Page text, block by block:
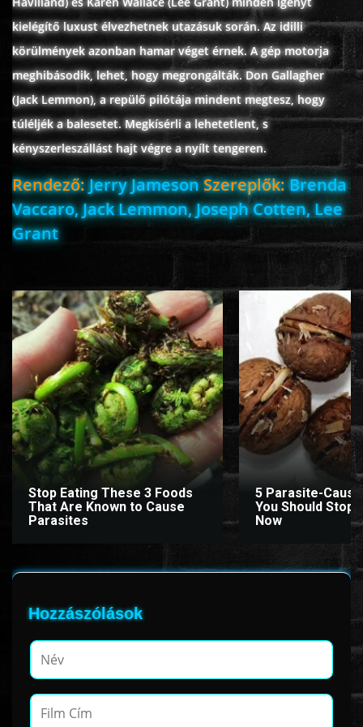
ÉLŐ ADÁSOK (LIVE)
SOROZAT
KARÁCSONYI FILMEK
www.onlinefilmvilag2.eu,Copyright © 2017-2026 Az oldal nem tárol
semmilyen jogsértő tartalmat. Minden adat külső forrásból származik |
Frissítve: 2026.07.27
|
kielégítő luxust élvezhetnek utazásuk során. Az idilli
körülmények azonban hamar véget érnek. A gép motorja
meghibásodik, lehet, hogy megrongálták. Don Gallagher
(Jack Lemmon), a repülő pilótája mindent megtesz, hogy
túléljék a balesetet. Megkísérli a lehetetlent, s
kényszerleszállást hajt végre a nyílt tengeren.
Rendező:Jerry JamesonSzereplők:Brenda
Vaccaro, Jack Lemmon, Joseph Cotten, Lee
Grant
Stop Eating These 3 Foods
That Are Known to Cause
Parasites
5 Parasite-
You Should Stop
Now
Hozzászólások